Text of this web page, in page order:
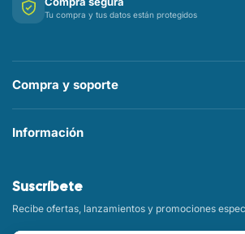
Tu compra y tus datos están protegidos
Compra y soporte
Información
Suscríbete
Recibe ofertas, lanzamientos y promociones